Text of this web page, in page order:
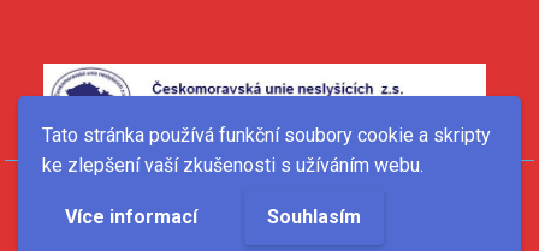
Tato stránka používá funkční soubory cookie a skripty
ke zlepšení vaší zkušenosti s užíváním webu.
Více informací Souhlasím